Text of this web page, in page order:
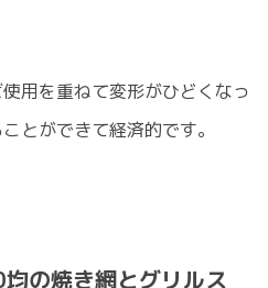
用を重ねて変形がひどくなっ
とができて経済的です。
の焼き網とグリルス